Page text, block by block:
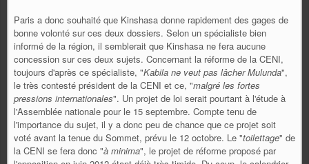
Paris a donc souhaité que Kinshasa donne rapidement des gages de
bonne volonté sur ces deux dossiers. Selon un spécialiste bien
informé de la région, il semblerait que Kinshasa ne fera aucune
concession sur ces deux sujets. Concernant la réforme de la CENI,
toujours d'après ce spécialiste, "Kabila ne veut pas lâcher Mulunda",
le très contesté président de la CENI et ce, "malgré les fortes
pressions internationales". Un projet de loi serait pourtant à l'étude à
l'Assemblée nationale pour le 15 septembre. Compte tenu de
l'importance du sujet, il y a donc peu de chance que ce projet soit
voté avant la tenue du Sommet, prévu le 12 octobre. Le "toilettage" de
la CENI se fera donc "à minima", le projet de réforme proposé par